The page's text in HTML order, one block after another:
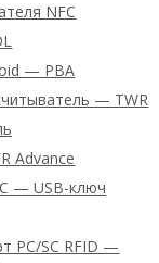
NFC
— PBA
— TWR
Advance
— USB-ключ
PC/SC RFID —